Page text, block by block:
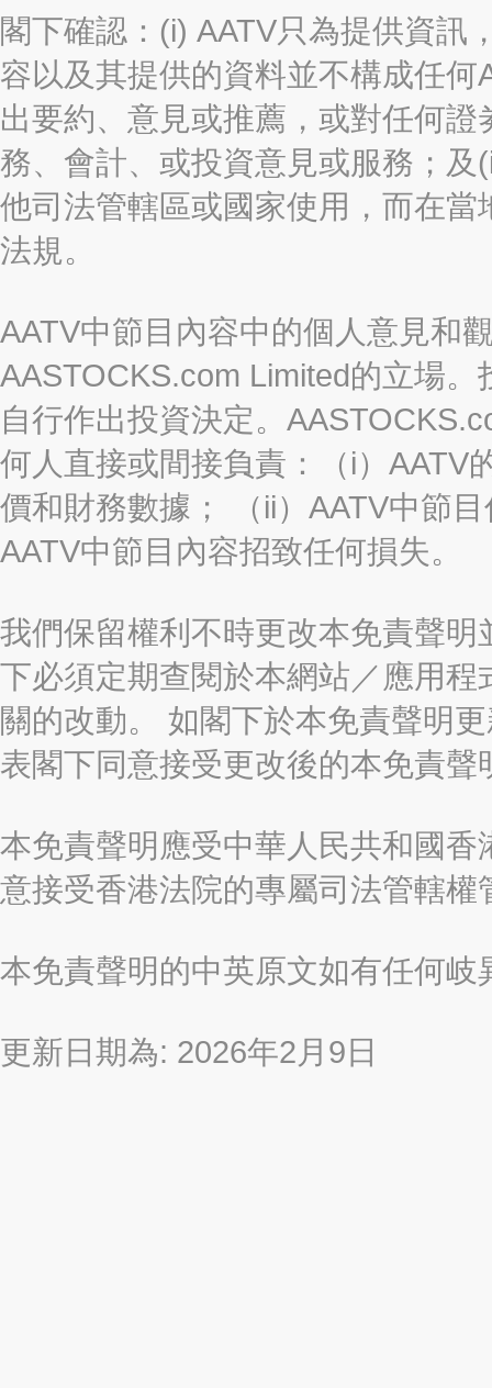
閣下確認：(i) AATV只為提供資訊
容以及其提供的資料並不構成任
出要約、意見或推薦，或對任何
務、會計、或投資意見或服務；
他司法管轄區或國家使用，而在
法規。
AATV中節目內容中的個人意見和
AASTOCKS.com Limited的立場
自行作出投資決定。
何人直接或間接負責：（i）AATV
價和財務數據； （ii）AATV中節
AATV中節目內容招致任何損失。
我們保留權利不時更改本免責聲
下必須定期查閱於本網站／應用
關的改動。 如閣下於本免責聲明
表閣下同意接受更改後的本免責聲
本免責聲明應受中華人民共和國
意接受香港法院的專屬司法管轄權
本免責聲明的中英原文如有任何
更新日期為: 2026年2月9日